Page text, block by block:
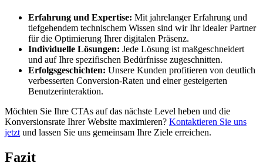
Erfahrung und Expertise: Mit jahrelanger Erfahrung und
tiefgehendem technischem Wissen sind wir Ihr idealer Partner
für die Optimierung Ihrer digitalen Präsenz.
Individuelle Lösungen: Jede Lösung ist maßgeschneidert
und auf Ihre spezifischen Bedürfnisse zugeschnitten.
Erfolgsgeschichten: Unsere Kunden profitieren von deutlich
verbesserten Conversion-Raten und einer gesteigerten
Benutzerinteraktion.
Möchten Sie Ihre CTAs auf das nächste Level heben und die
Konversionsrate Ihrer Website maximieren? Kontaktieren Sie uns
jetzt und lassen Sie uns gemeinsam Ihre Ziele erreichen.
Fazit